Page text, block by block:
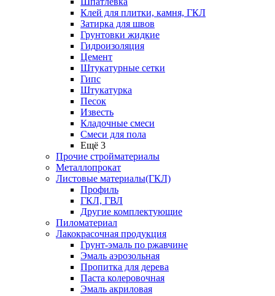
Клей для плитки, камня, ГКЛ
Затирка для швов
Грунтовки жидкие
Гидроизоляция
Цемент
Штукатурные сетки
Гипс
Штукатурка
Песок
Известь
Кладочные смеси
Смеси для пола
Ещё 3
Прочие стройматериалы
Металлопрокат
Листовые материалы(ГКЛ)
Профиль
ГКЛ, ГВЛ
Другие комплектующие
Пиломатериал
Лакокрасочная продукция
Грунт-эмаль по ржавчине
Эмаль аэрозольная
Пропитка для дерева
Паста колеровочная
Эмаль акриловая